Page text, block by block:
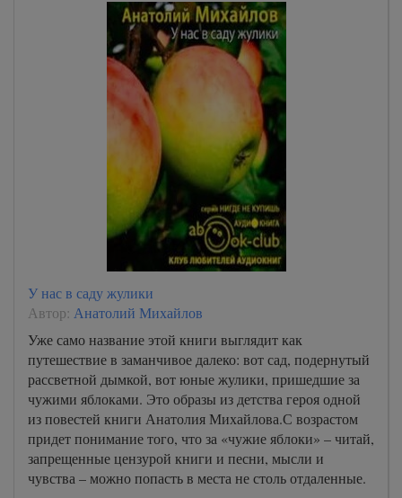
У нас в саду жулики
Автор: Анатолий Михайлов
Уже само название этой книги выглядит как
путешествие в заманчивое далеко: вот сад, подернутый
рассветной дымкой, вот юные жулики, пришедшие за
чужими яблоками. Это образы из детства героя одной
из повестей книги Анатолия Михайлова.С возрастом
придет понимание того, что за «чужие яблоки» – читай,
запрещенные цензурой книги и песни, мысли и
чувства – можно попасть в места не столь отдаленные.